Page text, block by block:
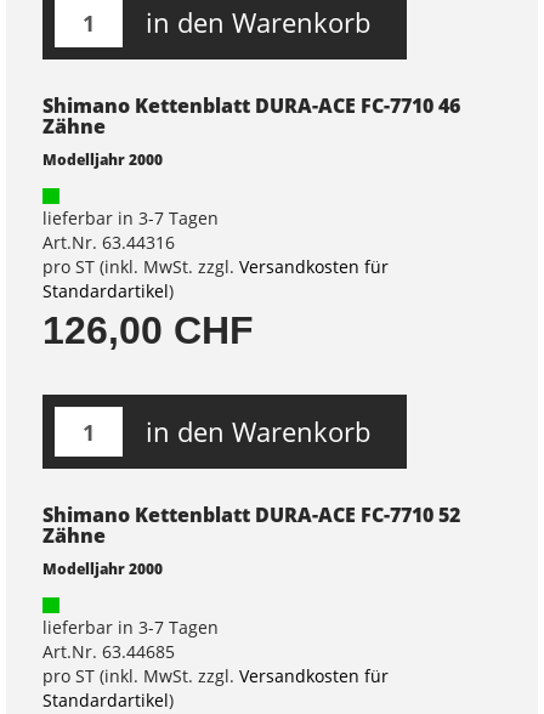
in den Warenkorb
Shimano Kettenblatt DURA-ACE FC-7710 46
Zähne
Modelljahr 2000
lieferbar in 3-7 Tagen
Art.Nr. 63.44316
pro ST (inkl. MwSt. zzgl. Versandkosten für
Standardartikel)
126,00 CHF
in den Warenkorb
Shimano Kettenblatt DURA-ACE FC-7710 52
Zähne
Modelljahr 2000
lieferbar in 3-7 Tagen
Art.Nr. 63.44685
pro ST (inkl. MwSt. zzgl. Versandkosten für
Standardartikel)